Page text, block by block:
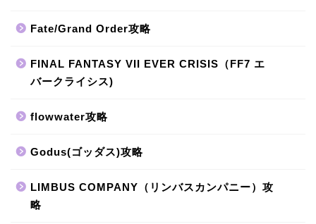
Fate/Grand Order攻略
FINAL FANTASY VII EVER CRISIS（FF7 エ
バークライシス)
flowwater攻略
Godus(ゴッダス)攻略
LIMBUS COMPANY（リンバスカンパニー）攻
略